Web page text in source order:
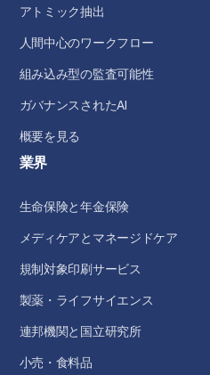
アトミック抽出
人間中心のワークフロー
組み込み型の監査可能性
ガバナンスされたAI
概要を見る
業界
生命保険と年金保険
メディケアとマネージドケア
規制対象印刷サービス
製薬・ライフサイエンス
連邦機関と国立研究所
小売・食料品